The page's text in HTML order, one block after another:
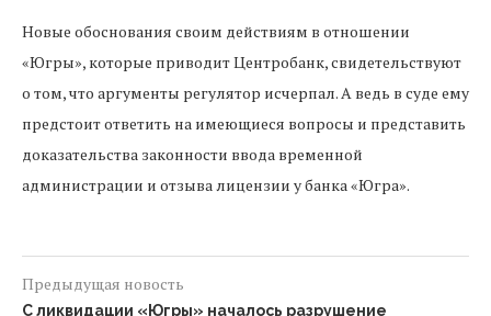
Новые обоснования своим действиям в отношении
«Югры», которые приводит Центробанк, свидетельствуют
о том, что аргументы регулятор исчерпал. А ведь в суде ему
предстоит ответить на имеющиеся вопросы и представить
доказательства законности ввода временной
администрации и отзыва лицензии у банка «Югра».
Предыдущая новость
С ликвидации «Югры» началось разрушение